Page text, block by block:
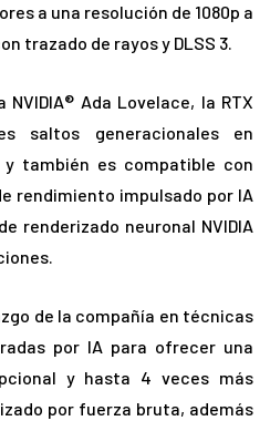
a una resolución de 1080p a
trazado de rayos y DLSS 3.
Ada Lovelace, la RTX
saltos generacionales en
también es compatible con
rendimiento impulsado por IA
renderizado neuronal NVIDIA
de la compañía en técnicas
por IA para ofrecer una
y hasta 4 veces más
por fuerza bruta, además